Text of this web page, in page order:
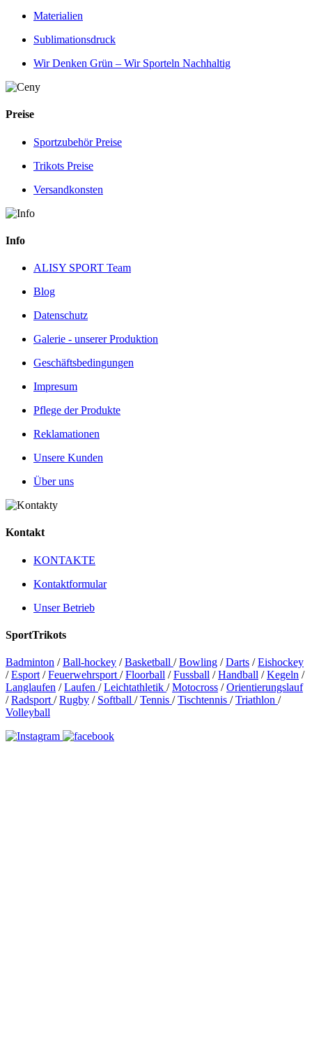
Materialien
Sublimationsdruck
Wir Denken Grün – Wir Sporteln Nachhaltig
Preise
Sportzubehör Preise
Trikots Preise
Versandkonsten
Info
ALISY SPORT Team
Blog
Datenschutz
Galerie - unserer Produktion
Geschäftsbedingungen
Impresum
Pflege der Produkte
Reklamationen
Unsere Kunden
Über uns
Kontakt
KONTAKTE
Kontaktformular
Unser Betrieb
SportTrikots
Badminton /Ball-hockey /Basketball /Bowling /Darts /Eishockey
/Esport /Feuerwehrsport /Floorball /Fussball /Handball /Kegeln /
Langlaufen /Laufen /Leichtathletik /Motocross /Orientierungslauf
/Radsport /Rugby / Softball /Tennis /Tischtennis /Triathlon /
Volleyball